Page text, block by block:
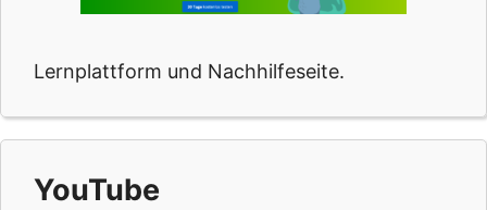
Lernplattform und Nachhilfeseite.
YouTube